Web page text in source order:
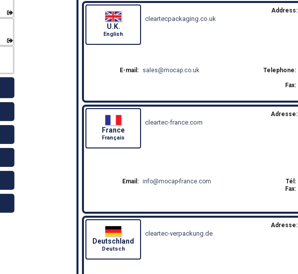
U.K.
English
cleartecpackaging.co.uk
Address:
E-mail: sales mocap.co.uk Telephone:
Fax:
France
Français
cleartec-france.com
Adresse:
Email: info mocap-france.com
Tél:
Fax:
Deutschland
Deutsch
cleartec-verpackung.de
Adresse: